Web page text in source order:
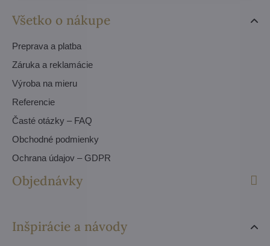
Všetko o nákupe
Preprava a platba
Záruka a reklamácie
Výroba na mieru
Referencie
Časté otázky – FAQ
Obchodné podmienky
Ochrana údajov – GDPR
Objednávky
Inšpirácie a návody